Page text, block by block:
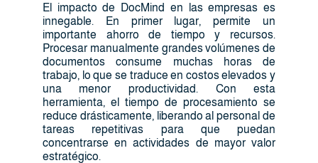
El impacto de DocMind en las empresas es
innegable. En primer lugar, permite un
importante ahorro de tiempo y recursos.
Procesar manualmente grandes volúmenes de
documentos consume muchas horas de
trabajo, lo que se traduce en costos elevados y
una menor productividad. Con esta
herramienta, el tiempo de procesamiento se
reduce drásticamente, liberando al personal de
tareas repetitivas para que puedan
concentrarse en actividades de mayor valor
estratégico.